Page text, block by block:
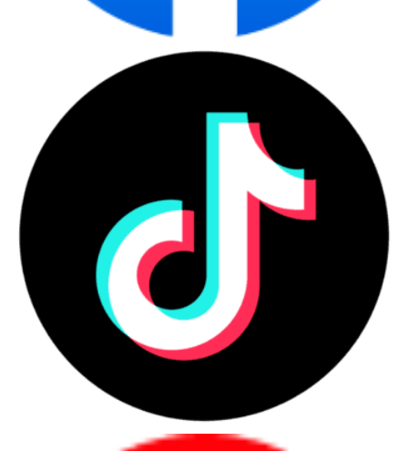
Laptop chính hãng phù hợp với người dùng cần
thiết bị có nguồn gốc rõ ràng, cấu hình phù hợp,
bảo hành minh bạch và tư vấn theo nhu cầu thật.
Đây là nhóm sản phẩm phục vụ cá nhân, sinh viên,
văn phòng, quản lý, kỹ thuật và doanh nghiệp mua
số lượng lớn.
Những nhóm người dùng nên ưu
tiên laptop chính hãng
Người mua nên ưu tiên laptop chính hãng khi cần
sự ổn định, chứng từ rõ và bảo hành minh bạch
trong quá trình sử dụng.
Danh sách nhóm khách hàng phù hợp
Người dùng cá nhân cần học tập, làm
việc, họp online hoặc làm việc từ xa.
Nhân sự văn phòng cần máy ổn định
cho email, bảng tính, trình chiếu và phần
mềm nội bộ.
Quản lý, lãnh đạo cần máy mỏng nhẹ,